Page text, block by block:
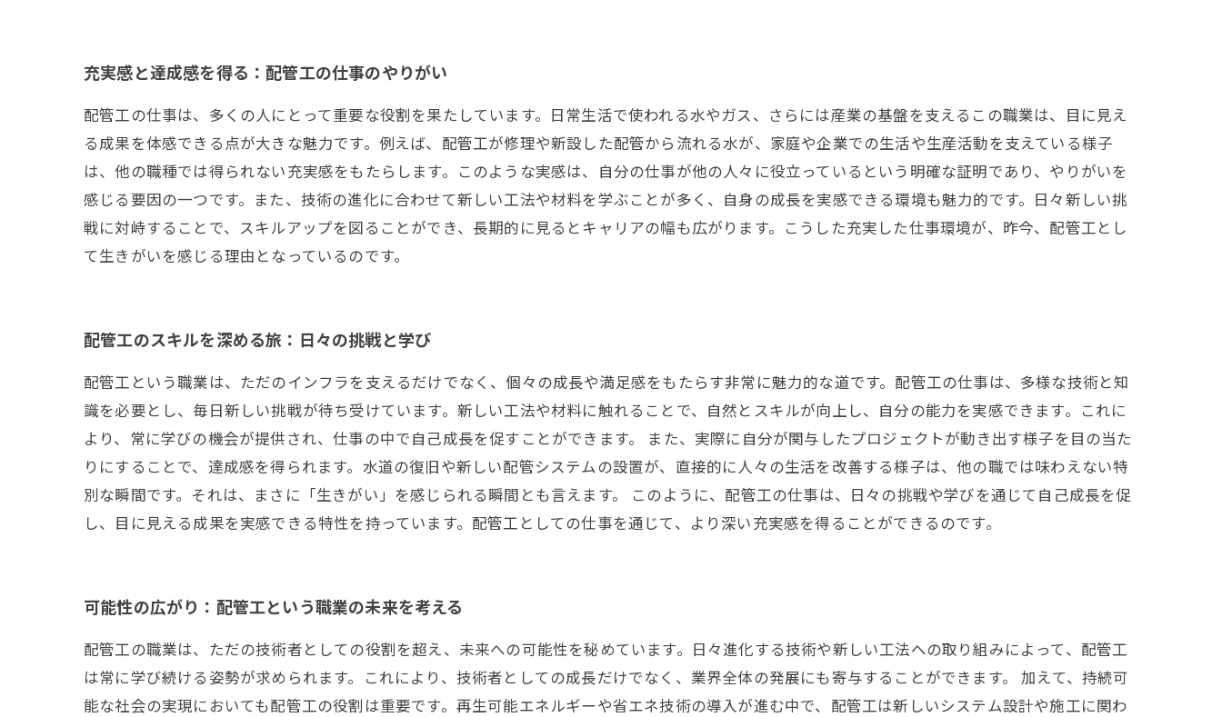
充実感と達成感を得る：配管工の仕事のやりがい
配管工の仕事は、多くの人にとって重要な役割を果たしています。日常生活で使われる水やガス、さらには産業の基盤を支えるこの職業は、目に見え
る成果を体感できる点が大きな魅力です。例えば、配管工が修理や新設した配管から流れる水が、家庭や企業での生活や生産活動を支えている様子
は、他の職種では得られない充実感をもたらします。このような実感は、自分の仕事が他の人々に役立っているという明確な証明であり、やりがいを
感じる要因の一つです。また、技術の進化に合わせて新しい工法や材料を学ぶことが多く、自身の成長を実感できる環境も魅力的です。日々新しい挑
戦に対峙することで、スキルアップを図ることができ、長期的に見るとキャリアの幅も広がります。こうした充実した仕事環境が、昨今、配管工とし
て生きがいを感じる理由となっているのです。
配管工のスキルを深める旅：日々の挑戦と学び
配管工という職業は、ただのインフラを支えるだけでなく、個々の成長や満足感をもたらす非常に魅力的な道です。配管工の仕事は、多様な技術と知
識を必要とし、毎日新しい挑戦が待ち受けています。新しい工法や材料に触れることで、自然とスキルが向上し、自分の能力を実感できます。これに
より、常に学びの機会が提供され、仕事の中で自己成長を促すことができます。 また、実際に自分が関与したプロジェクトが動き出す様子を目の当た
りにすることで、達成感を得られます。水道の復旧や新しい配管システムの設置が、直接的に人々の生活を改善する様子は、他の職では味わえない特
別な瞬間です。それは、まさに「生きがい」を感じられる瞬間とも言えます。 このように、配管工の仕事は、日々の挑戦や学びを通じて自己成長を促
し、目に見える成果を実感できる特性を持っています。配管工としての仕事を通じて、より深い充実感を得ることができるのです。
可能性の広がり：配管工という職業の未来を考える
配管工の職業は、ただの技術者としての役割を超え、未来への可能性を秘めています。日々進化する技術や新しい工法への取り組みによって、配管工
は常に学び続ける姿勢が求められます。これにより、技術者としての成長だけでなく、業界全体の発展にも寄与することができます。 加えて、持続可
能な社会の実現においても配管工の役割は重要です。再生可能エネルギーや省エネ技術の導入が進む中で、配管工は新しいシステム設計や施工に関わ